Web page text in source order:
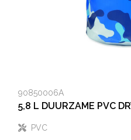
90850006A
5,8 L DUURZAME PVC
PVC